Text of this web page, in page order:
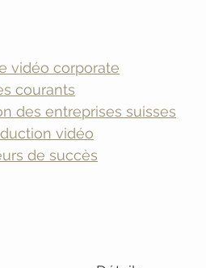
vidéo corporate
courants
des entreprises suisses
vidéo
de succès